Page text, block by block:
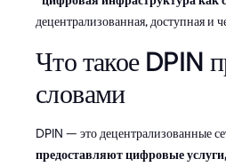
децентрализованная, доступная и
Что такое DPIN
словами
DPIN — это децентрализованные
предоставляют цифровые